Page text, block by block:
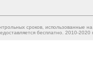
сроков, использованные
бесплатно. 2010-2020